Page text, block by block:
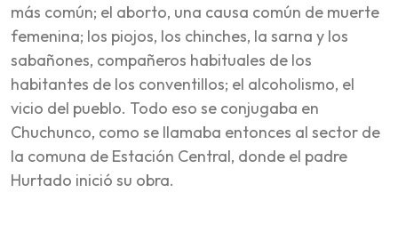
más común; el aborto, una causa común de muerte
femenina; los piojos, los chinches, la sarna y los
sabañones, compañeros habituales de los
habitantes de los conventillos; el alcoholismo, el
vicio del pueblo. Todo eso se conjugaba en
Chuchunco, como se llamaba entonces al sector de
la comuna de Estación Central, donde el padre
Hurtado inició su obra.